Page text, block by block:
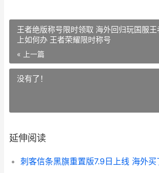
王者绝版称号限时领取 海外回归玩国服
上如何办 王者荣耀限时称号
« 上一篇
没有了！
延伸阅读